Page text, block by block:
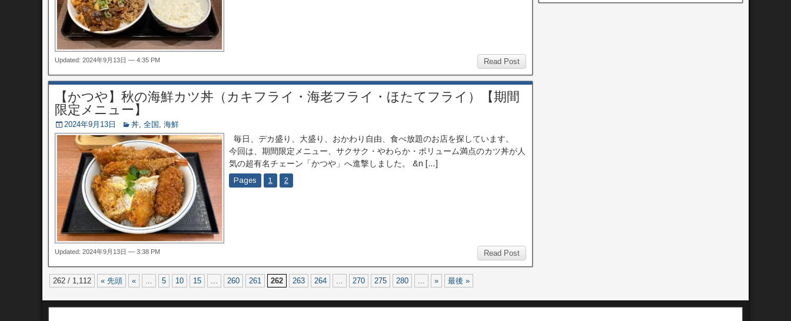
Read Post
Updated: 2024年9月13日 — 4:35 PM
【かつや】秋の海鮮カツ丼（カキフライ・海老フライ・ほたてフライ）【期間
限定メニュー】
2024年9月13日 丼, 全国 , 海鮮
毎日、デカ盛り、大盛り、おかわり自由、食べ放題のお店を探しています。
今回は、期間限定メニュー、サクサク・やわらか・ボリューム満点のカツ丼が人
気の超有名チェーン「かつや」へ進撃しました。 &n […]
Pages 1 2
Read Post
Updated: 2024年9月13日 — 3:38 PM
262 / 1,112 « 先頭 « ... 5 10 15 ... 260 261 262 263 264 ... 270 275 280 ... » 最後 »